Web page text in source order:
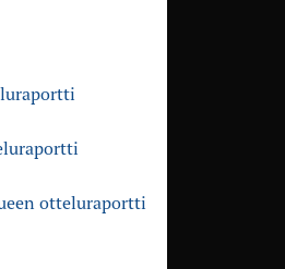
otteluraportti